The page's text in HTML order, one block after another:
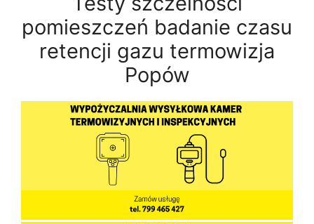
pomieszczeń badanie czasu
retencji gazu termowizja
Popów